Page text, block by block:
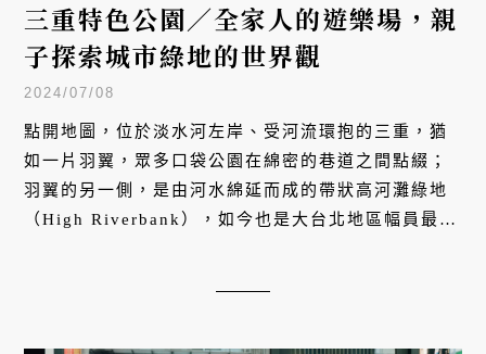
三重特色公園／全家人的遊樂場，親
子探索城市綠地的世界觀
2024/07/08
點開地圖，位於淡水河左岸、受河流環抱的三重，猶
如一片羽翼，眾多口袋公園在綿密的巷道之間點綴；
羽翼的另一側，是由河水綿延而成的帶狀高河灘綠地
（High Riverbank），如今也是大台北地區幅員最廣